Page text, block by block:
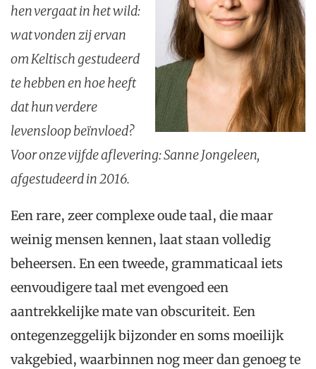
hen vergaat in het wild:
wat vonden zij ervan
om Keltisch gestudeerd
te hebben en hoe heeft
dat hun verdere
levensloop beïnvloed?
Voor onze vijfde aflevering: Sanne Jongeleen,
afgestudeerd in 2016.
Een rare, zeer complexe oude taal, die maar
weinig mensen kennen, laat staan volledig
beheersen. En een tweede, grammaticaal iets
eenvoudigere taal met evengoed een
aantrekkelijke mate van obscuriteit. Een
ontegenzeggelijk bijzonder en soms moeilijk
vakgebied, waarbinnen nog meer dan genoeg te